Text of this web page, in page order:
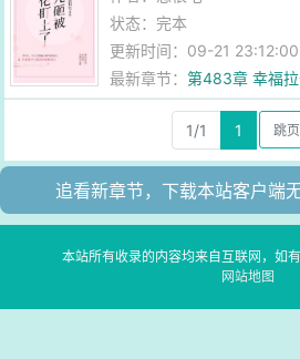
状态：完本
更新时间：09-21 23:12:00
最新章节：第483章 幸福拉
1/1 1
追看新章节，下载本站客户端
本站所有收录的内容均来自互联网，如
网站地图